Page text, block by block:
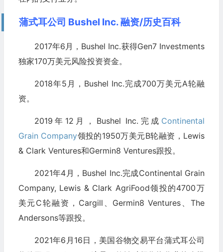
蒲式耳公司 Bushel Inc. 融资/历史百科
2017年6月，Bushel Inc.获得Gen7 Investments
独家170万美元风险投资资金。
2018年5月，Bushel Inc.完成700万美元A轮融
资。
2019年12月，Bushel Inc.完成 Continental
Grain Company领投的1950万美元B轮融资，Lewis
& Clark Ventures和Germin8 Ventures跟投。
2021年4月，Bushel Inc.完成Continental Grain
Company, Lewis & Clark AgriFood领投的4700万
美元C轮融资，Cargill、Germin8 Ventures、The
Andersons等跟投。
2021年6月16日，美国谷物交易平台蒲式耳公司